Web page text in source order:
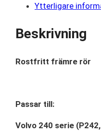
Ytterligare
Beskrivning
Rostfritt främre rör
Passar till:
Volvo 240 serie